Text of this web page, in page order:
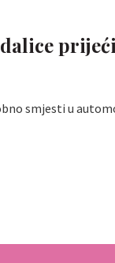
smjesti u